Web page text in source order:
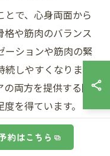
とで、心身両面から
格や筋肉のバランス
ーションや筋肉の緊
続しやすくなりま
両方を提供する院
を得ています。
ージやストレッチ
が促進され、より
約はこちら